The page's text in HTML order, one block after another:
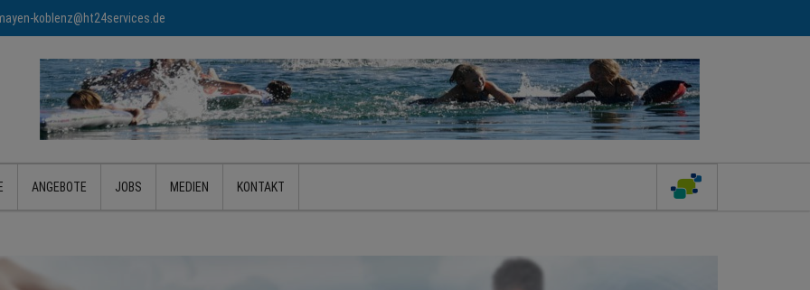
koblenz@ht24services.de
ANGEBOTE JOBS MEDIEN KONTAKT